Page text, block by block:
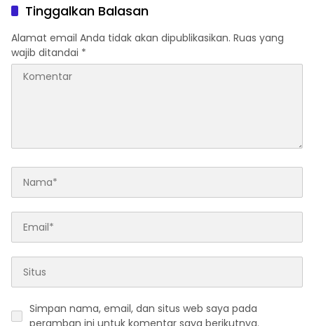
Tinggalkan Balasan
Alamat email Anda tidak akan dipublikasikan. Ruas yang
wajib ditandai *
Simpan nama, email, dan situs web saya pada